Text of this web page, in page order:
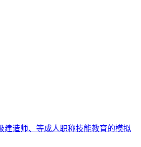
造师、等成人职称技能教育的模拟